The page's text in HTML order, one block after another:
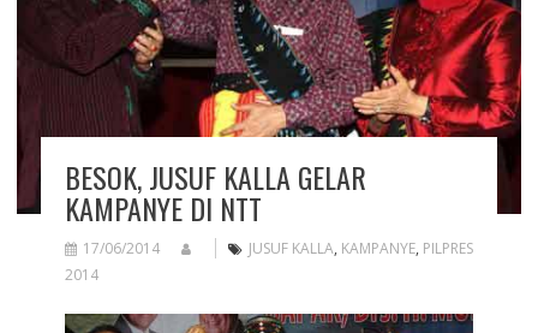
BESOK, JUSUF KALLA GELAR
KAMPANYE DI NTT
17/06/2014 JUSUF KALLA, KAMPANYE, PILPRES
2014